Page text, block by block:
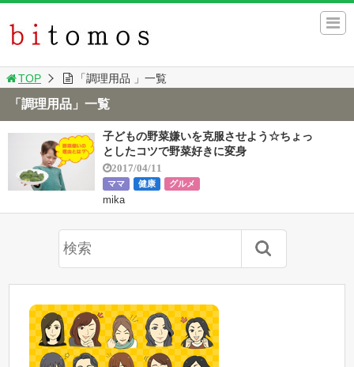
TOP 「調理用品 」一覧
「調理用品」一覧
子どもの野菜嫌いを克服させよう☆ちょっ
としたコツで野菜好きに変身
2017/04/11
ママ 健康 グルメ
mika